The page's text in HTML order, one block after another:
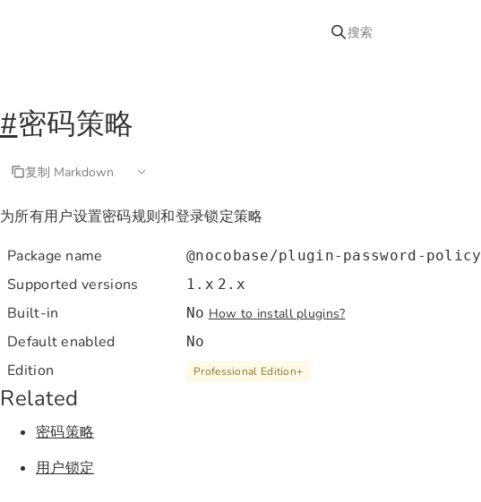
搜索
#密码策略
复制 Markdown
为所有用户设置密码规则和登录锁定策略
Package name
@nocobase/plugin-password-policy
Supported versions 1.x 2.x
Built-in No How to install plugins?
Default enabled No
Edition Professional Edition+
Related
密码策略
用户锁定